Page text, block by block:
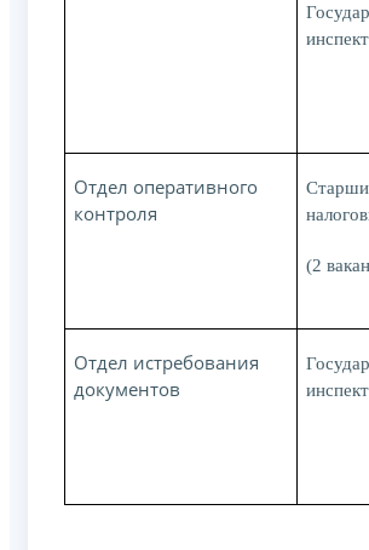
Отдел оперативного
контроля
(2
Отдел истребования
документов